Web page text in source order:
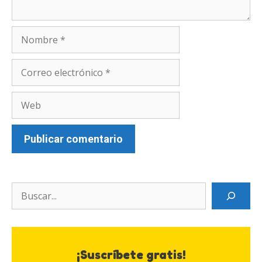
electrónico
Search
¡Suscríbete gratis!